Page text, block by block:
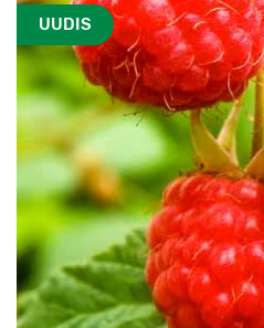
UUDIS